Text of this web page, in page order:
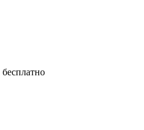
бесплатно